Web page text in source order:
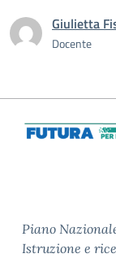
Giulietta
Docente
Piano
Istruzione e